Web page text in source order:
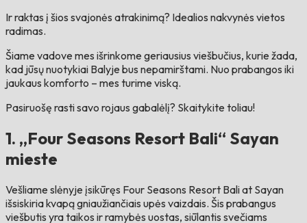
Ir raktas į šios svajonės atrakinimą? Idealios nakvynės vietos
radimas.
Šiame vadove mes išrinkome geriausius viešbučius, kurie žada,
kad jūsų nuotykiai Balyje bus nepamirštami. Nuo prabangos iki
jaukaus komforto – mes turime viską.
Pasiruošę rasti savo rojaus gabalėlį? Skaitykite toliau!
1. „Four Seasons Resort Bali“ Sayan
mieste
Vešliame slėnyje įsikūręs Four Seasons Resort Bali at Sayan
išsiskiria kvapą gniaužiančiais upės vaizdais. Šis prabangus
viešbutis yra taikos ir ramybės uostas, siūlantis svečiams